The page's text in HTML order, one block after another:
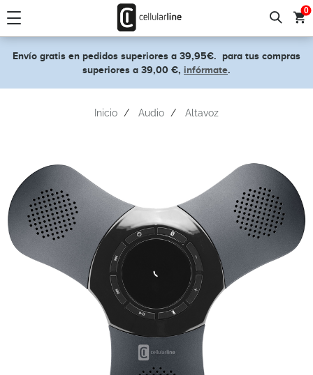
0
Envío gratis en pedidos superiores a 39,95€. para tus compras
superiores a 39,00 €, infórmate.
Inicio Audio Altavoz